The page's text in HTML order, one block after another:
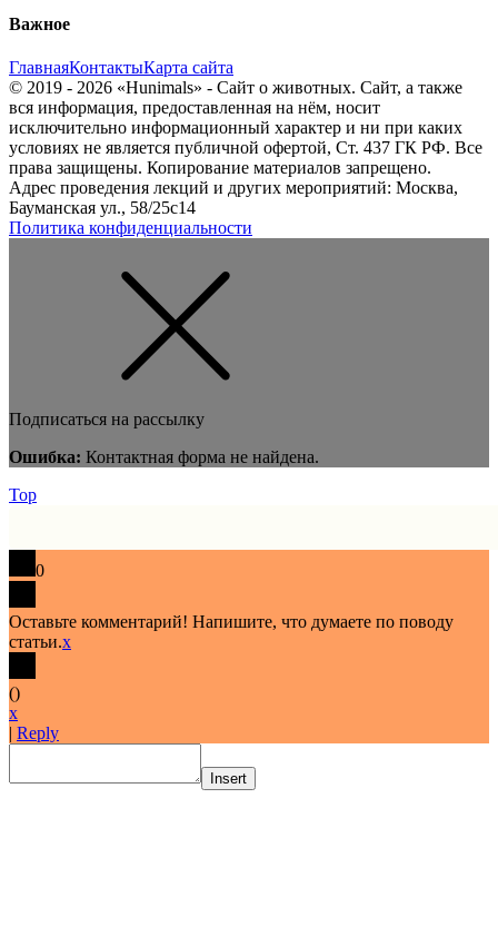
Важное
ГлавнаяКонтактыКарта сайта
© 2019 - 2026 «Hunimals» - Сайт о животных. Сайт, а также
вся информация, предоставленная на нём, носит
исключительно информационный характер и ни при каких
условиях не является публичной офертой, Ст. 437 ГК РФ. Все
права защищены. Копирование материалов запрещено.
Адрес проведения лекций и других мероприятий: Москва,
Бауманская ул., 58/25с14
Политика конфиденциальности
Подписаться на рассылку
Ошибка: Контактная форма не найдена.
Top
0
Оставьте комментарий! Напишите, что думаете по поводу
статьи.x
()
x
| Reply
Insert